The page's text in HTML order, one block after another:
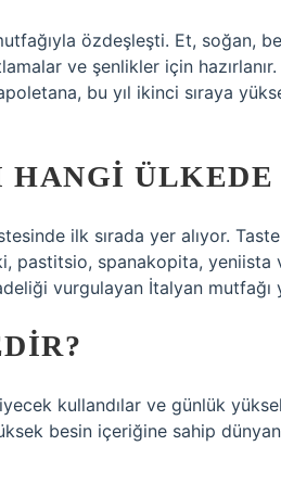
özdeşleşti. Et, soğan,
ve şenlikler için
bu yıl ikinci sıraya
ÜLKEDE
ilk sırada yer alıyor.
pastitsio, spanakopita, yeniista
vurgulayan İtalyan mutfağı
kullandılar ve günlük
besin içeriğine sahip